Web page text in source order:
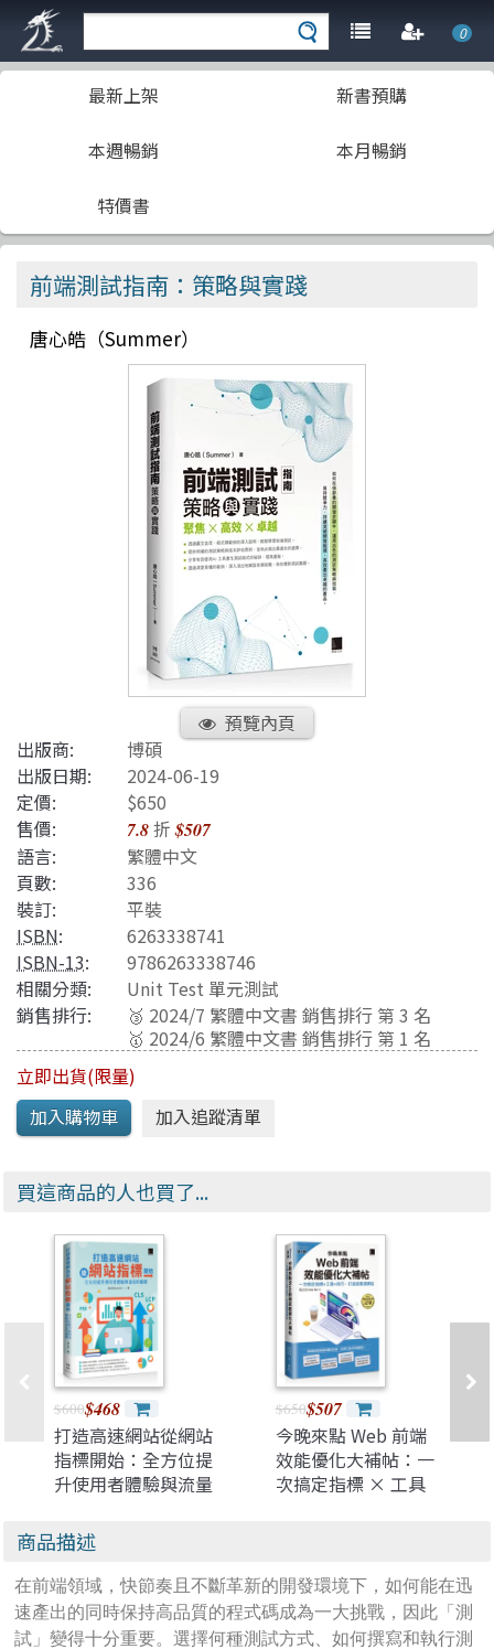
0
最新上架 新書預購
本週暢銷 本月暢銷
特價書
前端測試指南：策略與實踐
唐心皓（Summer）
預覽內頁
出版商:
博碩
出版日期:
2024-06-19
定價:
$650
售價:
7.8折$507
語言:
繁體中文
頁數:
336
裝訂:
平裝
ISBN:
6263338741
ISBN-13:
9786263338746
相關分類:
Unit Test 單元測試
銷售排行:
🥉 2024/7 繁體中文書 銷售排行 第 3 名
🥇 2024/6 繁體中文書 銷售排行 第 1 名
立即出貨(限量)
買這商品的人也買了...
$600$468
打造高速網站從網站
指標開始：全方位提
升使用者體驗與流量
$650$507
今晚來點 Web 前端
效能優化大補帖：一
次搞定指標 × 工具
商品描述
在前端領域，快節奏且不斷革新的開發環境下，如何能在迅
速產出的同時保持高品質的程式碼成為一大挑戰，因此「測
試」變得十分重要。選擇何種測試方式、如何撰寫和執行測